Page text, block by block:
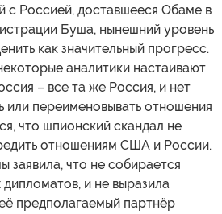
с Россией, доставшееся Обаме в
Буша, нынешний уровень
как значительный прогресс.
аналитики настаивают
– все та же Россия, и нет
или переименовывать отношения
что шпионский скандал не
отношениям США и России.
заявила, что не собирается
и не выразила
предполагаемый партнёр